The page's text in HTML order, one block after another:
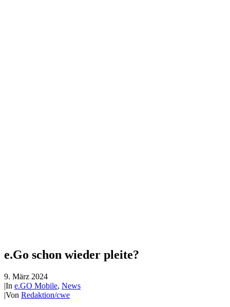
e.Go schon wieder pleite?
9. März 2024
|In e.GO Mobile, News
|Von Redaktion/cwe